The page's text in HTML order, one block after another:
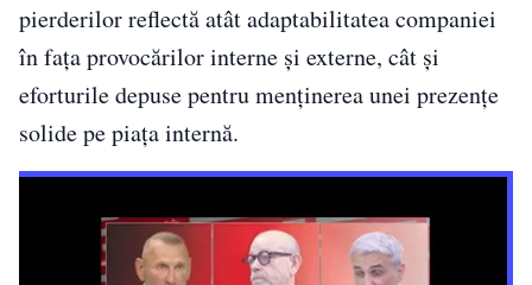
pierderilor reflectă atât adaptabilitatea companiei
în fața provocărilor interne și externe, cât și
eforturile depuse pentru menținerea unei prezențe
solide pe piața internă.